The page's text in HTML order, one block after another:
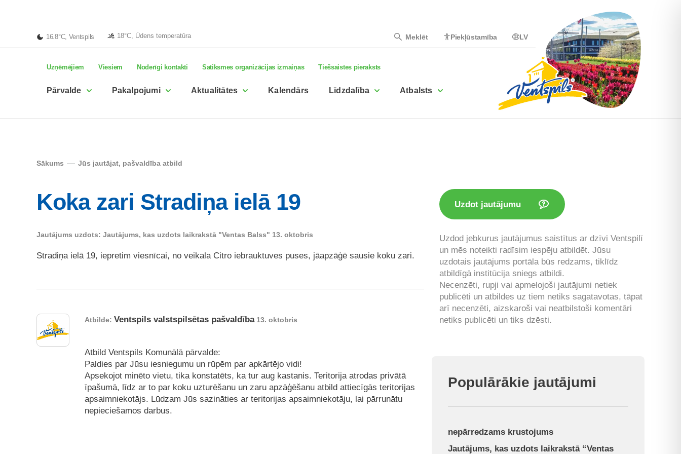
16.8°C, Ventspils 18°C, Ūdens temperatūra Meklēt Piekļūstamība LV
Uzņēmējiem Viesiem Noderīgi kontakti Satiksmes organizācijas izmaiņas Tiešsaistes pieraksts
Pārvalde Pakalpojumi Aktualitātes Kalendārs Līdzdalība Atbalsts
Sākums Jūs jautājat, pašvaldība atbild
Koka zari Stradiņa ielā 19
Jautājums uzdots: Jautājums, kas uzdots laikrakstā "Ventas Balss" 13. oktobris
Stradiņa ielā 19, iepretim viesnīcai, no veikala Citro iebrauktuves puses, jāapzāģē sausie koku zari.
Atbilde: Ventspils valstspilsētas pašvaldība13. oktobris
Atbild Ventspils Komunālā pārvalde:
Paldies par Jūsu iesniegumu un rūpēm par apkārtējo vidi!
Apsekojot minēto vietu, tika konstatēts, ka tur aug kastanis. Teritorija atrodas privātā
īpašumā, līdz ar to par koku uzturēšanu un zaru apzāģēšanu atbild attiecīgās teritorijas
apsaimniekotājs. Lūdzam Jūs sazināties ar teritorijas apsaimniekotāju, lai pārrunātu
nepieciešamos darbus.
Uzdot jautājumu
Uzdod jebkurus jautājumus saistītus ar dzīvi Ventspilī
un mēs noteikti radīsim iespēju atbildēt. Jūsu
uzdotais jautājums portāla būs redzams, tiklīdz
atbildīgā institūcija sniegs atbildi.
Necenzēti, rupji vai apmelojoši jautājumi netiek
publicēti un atbildes uz tiem netiks sagatavotas, tāpat
arī necenzēti, aizskaroši vai neatbilstoši komentāri
netiks publicēti un tiks dzēsti.
Populārākie jautājumi
nepārredzams krustojums
Jautājums, kas uzdots laikrakstā “Ventas